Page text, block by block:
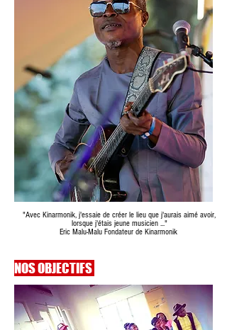
"Avec Kinarmonik, j'essaie de créer le lieu que j'aurais aimé avoir,
lorsque j'étais jeune musicien ..."
Eric Malu-Malu Fondateur de Kinarmonik
NOS OBJECTIFS